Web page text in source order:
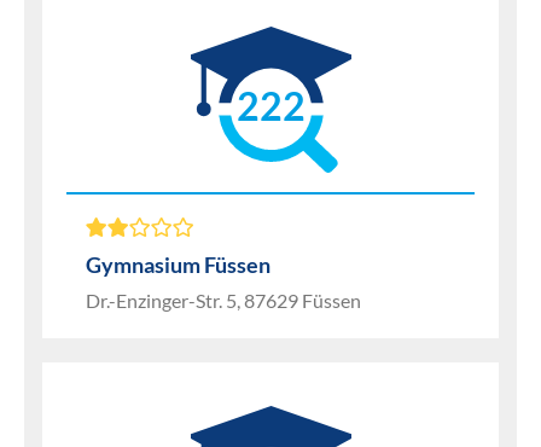
222
Gymnasium Füssen
Dr.-Enzinger-Str. 5, 87629 Füssen